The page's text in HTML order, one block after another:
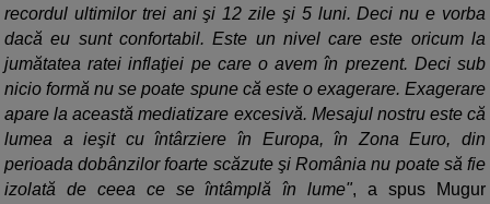
recordul ultimilor trei ani şi 12 zile şi 5 luni. Deci nu e vorba
dacă eu sunt confortabil. Este un nivel care este oricum la
jumătatea ratei inflaţiei pe care o avem în prezent. Deci sub
nicio formă nu se poate spune că este o exagerare. Exagerare
apare la această mediatizare excesivă. Mesajul nostru este că
lumea a ieşit cu întârziere în Europa, în Zona Euro, din
perioada dobânzilor foarte scăzute şi România nu poate să fie
izolată de ceea ce se întâmplă în lume", a spus Mugur